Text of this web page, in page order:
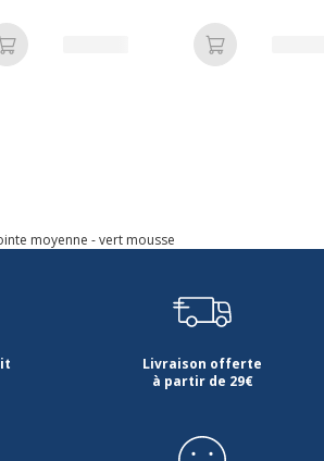
la
4006381574310
Ajouter au panier Ajouter au
moyenne - vert mousse
Livraison offerte
à partir de 29€